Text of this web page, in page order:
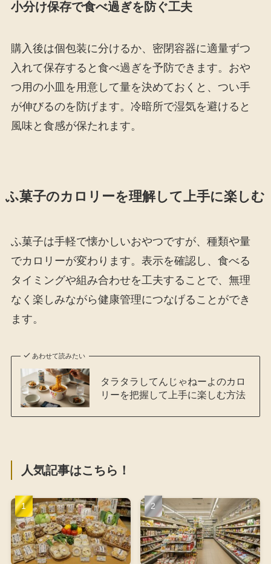
小分け保存で食べ過ぎを防ぐ工夫
購入後は個包装に分けるか、密閉容器に適量ずつ
入れて保存すると食べ過ぎを予防できます。おや
つ用の小皿を用意して量を決めておくと、つい手
が伸びるのを防げます。冷暗所で湿気を避けると
風味と食感が保たれます。
ふ菓子のカロリーを理解して上手に楽しむ
ふ菓子は手軽で懐かしいおやつですが、種類や量
でカロリーが変わります。表示を確認し、食べる
タイミングや組み合わせを工夫することで、無理
なく楽しみながら健康管理につなげることができ
ます。
あわせて読みたい
タラタラしてんじゃねーよのカロ
リーを把握して上手に楽しむ方法
人気記事はこちら！